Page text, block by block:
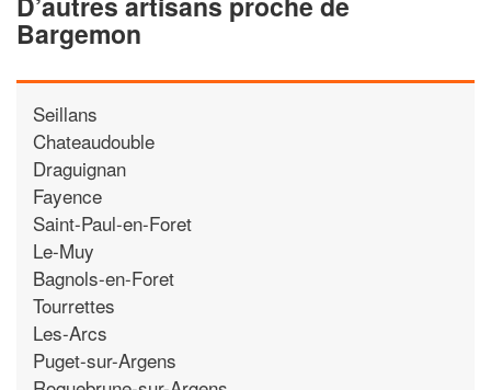
Bargemon
Seillans
Chateaudouble
Draguignan
Fayence
Saint-Paul-en-Foret
Le-Muy
Bagnols-en-Foret
Tourrettes
Les-Arcs
Puget-sur-Argens